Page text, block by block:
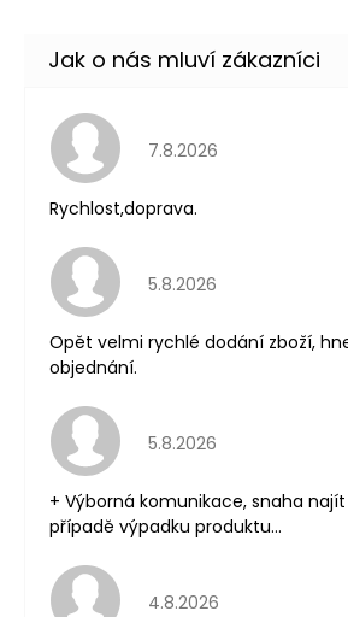
Hodnocení obchodu je
7.8.2026
Rychlost,doprava.
Hodnocení obchodu je
5.8.2026
Opět velmi rychlé dodání zboží,
objednání.
Hodnocení obchodu je
5.8.2026
+ Výborná komunikace, snaha
případě výpadku produktu...
Hodnocení obchodu je
4.8.2026